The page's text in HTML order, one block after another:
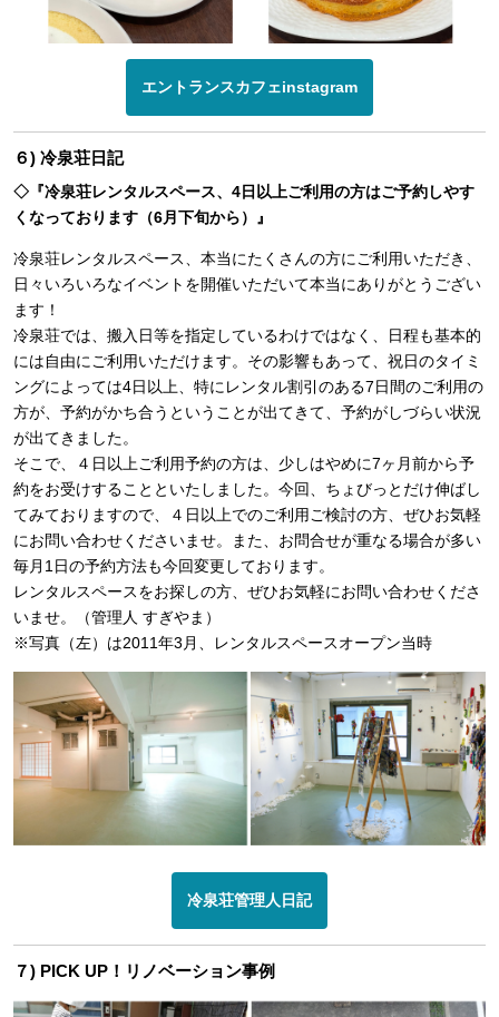
エントランスカフェinstagram
６) 冷泉荘日記
◇『冷泉荘レンタルスペース、4日以上ご利用の方はご予約しやす
くなっております（6月下旬から）』
冷泉荘レンタルスペース、本当にたくさんの方にご利用いただき、
日々いろいろなイベントを開催いただいて本当にありがとうござい
ます！
冷泉荘では、搬入日等を指定しているわけではなく、日程も基本的
には自由にご利用いただけます。その影響もあって、祝日のタイミ
ングによっては4日以上、特にレンタル割引のある7日間のご利用の
方が、予約がかち合うということが出てきて、予約がしづらい状況
が出てきました。
そこで、４日以上ご利用予約の方は、少しはやめに7ヶ月前から予
約をお受けすることといたしました。今回、ちょびっとだけ伸ばし
てみておりますので、４日以上でのご利用ご検討の方、ぜひお気軽
にお問い合わせくださいませ。また、お問合せが重なる場合が多い
毎月1日の予約方法も今回変更しております。
レンタルスペースをお探しの方、ぜひお気軽にお問い合わせくださ
いませ。（管理人 すぎやま）
※写真（左）は2011年3月、レンタルスペースオープン当時
冷泉荘管理人日記
７) PICK UP！リノベーション事例